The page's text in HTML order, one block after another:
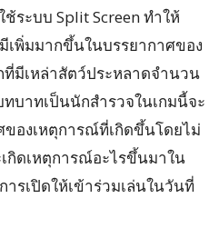
ระบบ Split Screen ทำให้
พิ่มมากขึ้นในบรรยากาศของ
ที่มีเหล่าสัตว์ประหลาดจำนวน
บาทเป็นนักสำรวจในเกมนี้จะ
องเหตุการณ์ที่เกิดขึ้นโดยไม่
กิดเหตุการณ์อะไรขึ้นมาใน
รเปิดให้เข้าร่วมเล่นในวันที่